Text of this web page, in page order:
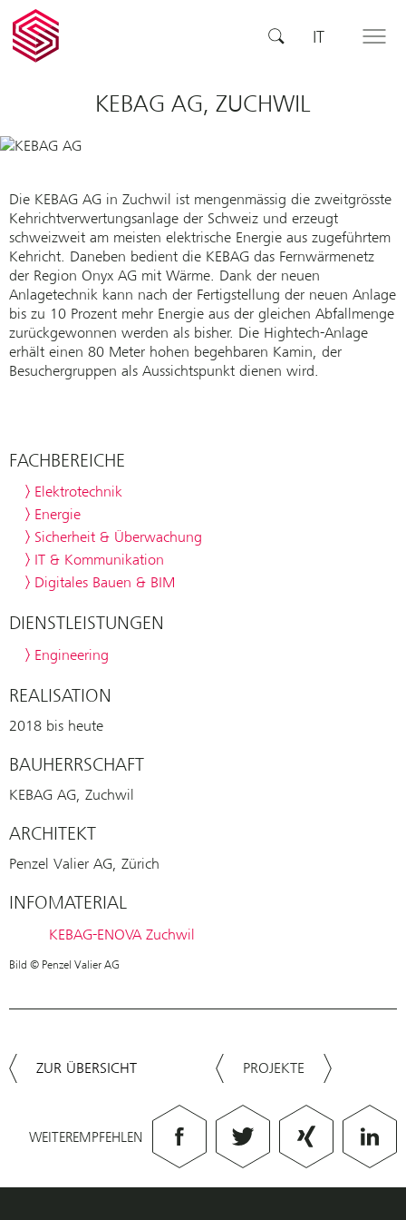
AG -
smart
SUCHE IT MENÜ
KEBAG AG, ZUCHWIL
Die KEBAG AG in Zuchwil ist mengenmässig die zweitgrösste
Kehrichtverwertungsanlage der Schweiz und erzeugt
schweizweit am meisten elektrische Energie aus zugeführtem
Kehricht. Daneben bedient die KEBAG das Fernwärmenetz
der Region Onyx AG mit Wärme. Dank der neuen
Anlagetechnik kann nach der Fertigstellung der neuen Anlage
bis zu 10 Prozent mehr Energie aus der gleichen Abfallmenge
zurückgewonnen werden als bisher. Die Hightech-Anlage
erhält einen 80 Meter hohen begehbaren Kamin, der
Besuchergruppen als Aussichtspunkt dienen wird.
FACHBEREICHE
Elektrotechnik
Energie
Sicherheit & Überwachung
IT & Kommunikation
Digitales Bauen & BIM
DIENSTLEISTUNGEN
Engineering
REALISATION
2018 bis heute
BAUHERRSCHAFT
KEBAG AG, Zuchwil
ARCHITEKT
Penzel Valier AG, Zürich
INFOMATERIAL
KEBAG-ENOVA Zuchwil
Bild © Penzel Valier AG
ZUR ÜBERSICHT PROJEKTE
WEITEREMPFEHLEN